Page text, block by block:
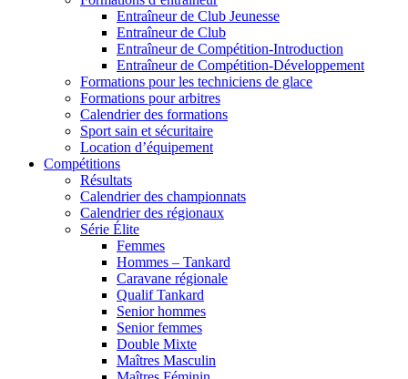
Entraîneur de Club Jeunesse
Entraîneur de Club
Entraîneur de Compétition-Introduction
Entraîneur de Compétition-Développement
Formations pour les techniciens de glace
Formations pour arbitres
Calendrier des formations
Sport sain et sécuritaire
Location d’équipement
Compétitions
Résultats
Calendrier des championnats
Calendrier des régionaux
Série Élite
Femmes
Hommes – Tankard
Caravane régionale
Qualif Tankard
Senior hommes
Senior femmes
Double Mixte
Maîtres Masculin